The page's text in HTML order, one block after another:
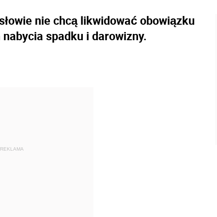
nie chcą likwidować obowiązku
spadku i darowizny.
REKLAMA